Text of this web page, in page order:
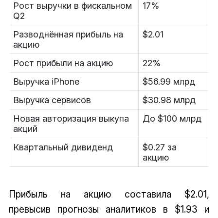
Рост выручки в фискальном
Q2
17%
Разводнённая прибыль на
акцию
$2.01
Рост прибыли на акцию
22%
Выручка iPhone
$56.99 млрд
Выручка сервисов
$30.98 млрд
Новая авторизация выкупа
акций
До $100 млрд
Квартальный дивиденд
$0.27 за
акцию
Прибыль на акцию составила $2.01,
превысив прогнозы аналитиков в $1.93 и